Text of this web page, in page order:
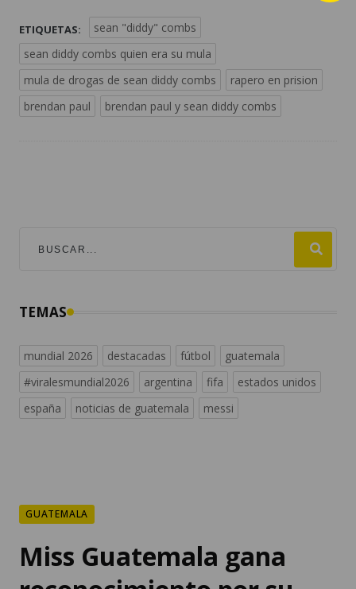
ETIQUETAS:
sean "diddy" combs
sean diddy combs quien era su mula
mula de drogas de sean diddy combs
rapero en prision
brendan paul
brendan paul y sean diddy combs
TEMAS
mundial 2026 destacadas fútbol
guatemala
#viralesmundial2026
argentina fifa
estados unidos
españa
noticias de guatemala messi
GUATEMALA
Miss Guatemala gana